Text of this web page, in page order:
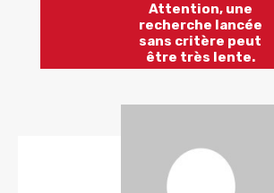
Attention, une
recherche lancée
sans critère peut
être très lente.